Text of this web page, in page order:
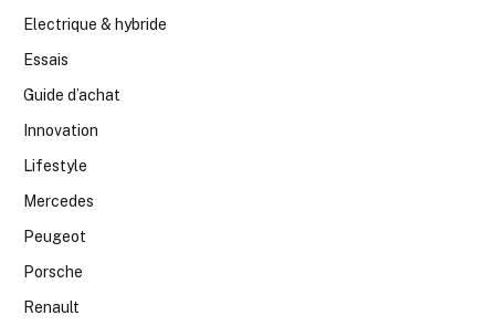
Electrique & hybride
Essais
Guide d’achat
Innovation
Lifestyle
Mercedes
Peugeot
Porsche
Renault